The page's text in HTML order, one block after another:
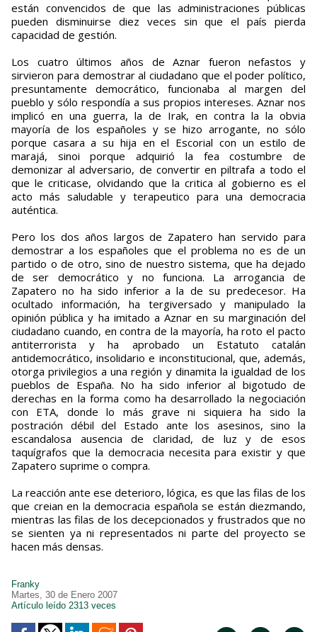
están convencidos de que las administraciones públicas
pueden disminuirse diez veces sin que el país pierda
capacidad de gestión.
Los cuatro últimos años de Aznar fueron nefastos y
sirvieron para demostrar al ciudadano que el poder político,
presuntamente democrático, funcionaba al margen del
pueblo y sólo respondía a sus propios intereses. Aznar nos
implicó en una guerra, la de Irak, en contra la la obvia
mayoría de los españoles y se hizo arrogante, no sólo
porque casara a su hija en el Escorial con un estilo de
marajá, sinoi porque adquirió la fea costumbre de
demonizar al adversario, de convertir en piltrafa a todo el
que le criticase, olvidando que la critica al gobierno es el
acto más saludable y terapeutico para una democracia
auténtica.
Pero los dos años largos de Zapatero han servido para
demostrar a los españoles que el problema no es de un
partido o de otro, sino de nuestro sistema, que ha dejado
de ser democrático y no funciona. La arrogancia de
Zapatero no ha sido inferior a la de su predecesor. Ha
ocultado información, ha tergiversado y manipulado la
opinión pública y ha imitado a Aznar en su marginación del
ciudadano cuando, en contra de la mayoría, ha roto el pacto
antiterrorista y ha aprobado un Estatuto catalán
antidemocrático, insolidario e inconstitucional, que, además,
otorga privilegios a una región y dinamita la igualdad de los
pueblos de España. No ha sido inferior al bigotudo de
derechas en la forma como ha desarrollado la negociación
con ETA, donde lo más grave ni siquiera ha sido la
postración débil del Estado ante los asesinos, sino la
escandalosa ausencia de claridad, de luz y de esos
taquígrafos que la democracia necesita para existir y que
Zapatero suprime o compra.
La reacción ante ese deterioro, lógica, es que las filas de los
que creian en la democracia española se están diezmando,
mientras las filas de los decepcionados y frustrados que no
se sienten ya ni representados ni parte del proyecto se
hacen más densas.
Franky
Martes, 30 de Enero 2007
Artículo leído 2313 veces